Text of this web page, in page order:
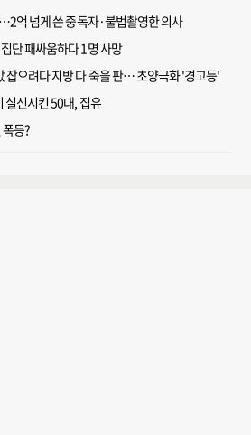
억 넘게 쓴 중독자·불법촬영한 의사
단 패싸움하다 1명 사망
잡으려다 지방 다 죽을 판… 초양극화 '경고등'
실신시킨 50대, 집유
폭등?